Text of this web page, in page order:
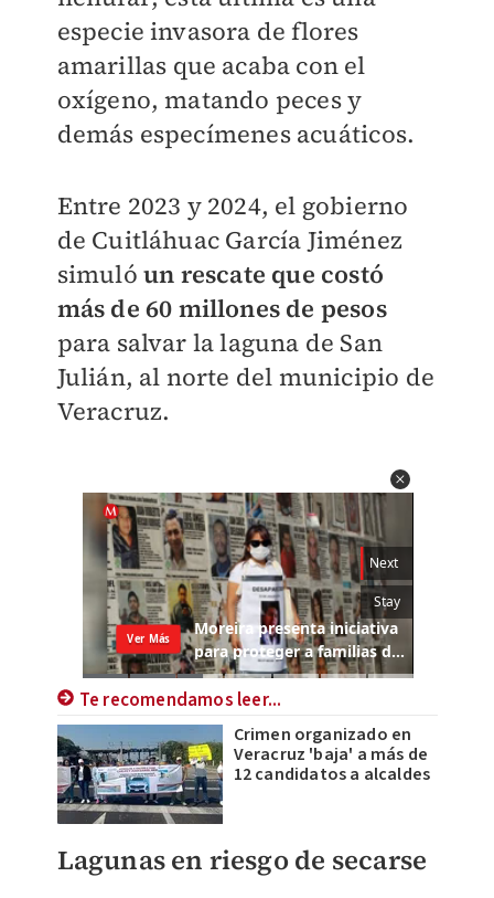
especie invasora de flores
amarillas que acaba con el
oxígeno, matando peces y
demás especímenes acuáticos.
Entre 2023 y 2024, el gobierno
de Cuitláhuac García Jiménez
simuló un rescate que costó
más de 60 millones de pesos
para salvar la laguna de San
Julián, al norte del municipio de
Veracruz.
Te recomendamos leer...
Crimen organizado en
Veracruz 'baja' a más de
12 candidatos a alcaldes
Lagunas en riesgo de secarse